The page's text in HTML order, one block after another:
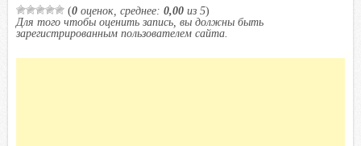
(0 оценок, среднее: 0,00 из 5)
Для того чтобы оценить запись, вы должны быть
зарегистрированным пользователем сайта.